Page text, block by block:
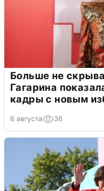
Больше не
Гагарина
кадры с новым
6 августа 36